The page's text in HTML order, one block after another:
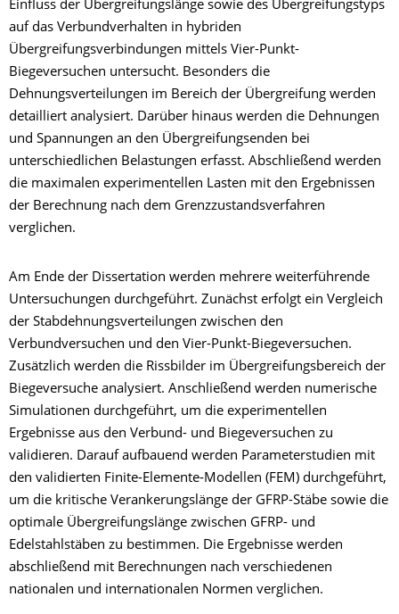
Einfluss der Übergreifungslänge sowie des Übergreifungstyps
auf das Verbundverhalten in hybriden
Übergreifungsverbindungen mittels Vier-Punkt-
Biegeversuchen untersucht. Besonders die
Dehnungsverteilungen im Bereich der Übergreifung werden
detailliert analysiert. Darüber hinaus werden die Dehnungen
und Spannungen an den Übergreifungsenden bei
unterschiedlichen Belastungen erfasst. Abschließend werden
die maximalen experimentellen Lasten mit den Ergebnissen
der Berechnung nach dem Grenzzustandsverfahren
verglichen.
Am Ende der Dissertation werden mehrere weiterführende
Untersuchungen durchgeführt. Zunächst erfolgt ein Vergleich
der Stabdehnungsverteilungen zwischen den
Verbundversuchen und den Vier-Punkt-Biegeversuchen.
Zusätzlich werden die Rissbilder im Übergreifungsbereich der
Biegeversuche analysiert. Anschließend werden numerische
Simulationen durchgeführt, um die experimentellen
Ergebnisse aus den Verbund- und Biegeversuchen zu
validieren. Darauf aufbauend werden Parameterstudien mit
den validierten Finite-Elemente-Modellen (FEM) durchgeführt,
um die kritische Verankerungslänge der GFRP-Stäbe sowie die
optimale Übergreifungslänge zwischen GFRP- und
Edelstahlstäben zu bestimmen. Die Ergebnisse werden
abschließend mit Berechnungen nach verschiedenen
nationalen und internationalen Normen verglichen.